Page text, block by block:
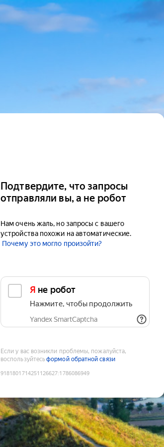
Подтвердите, что запросы
отправляли вы, а не робот
Нам очень жаль, но запросы с вашего
устройства похожи на автоматические.
Почему это могло произойти?
Я не робот
Нажмите, чтобы продолжить
Yandex SmartCaptcha
Если у вас возникли проблемы, пожалуйста,
воспользуйтесьформой обратной связи
9181801714251126627:1786086949